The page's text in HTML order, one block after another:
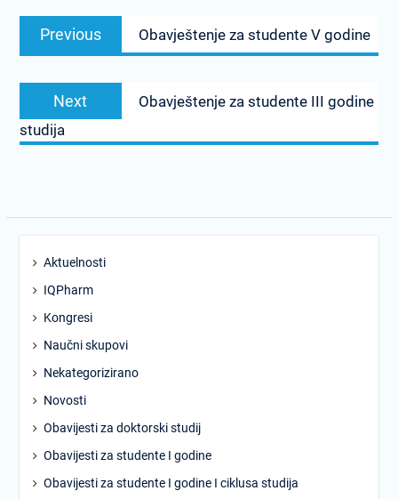
Post
navigation
Previous
Previous
post:
Obavještenje za studente V godine
Next
Next
post:
Obavještenje za studente III godine
studija
Aktuelnosti
IQPharm
Kongresi
Naučni skupovi
Nekategorizirano
Novosti
Obavijesti za doktorski studij
Obavijesti za studente I godine
Obavijesti za studente I godine I ciklusa studija